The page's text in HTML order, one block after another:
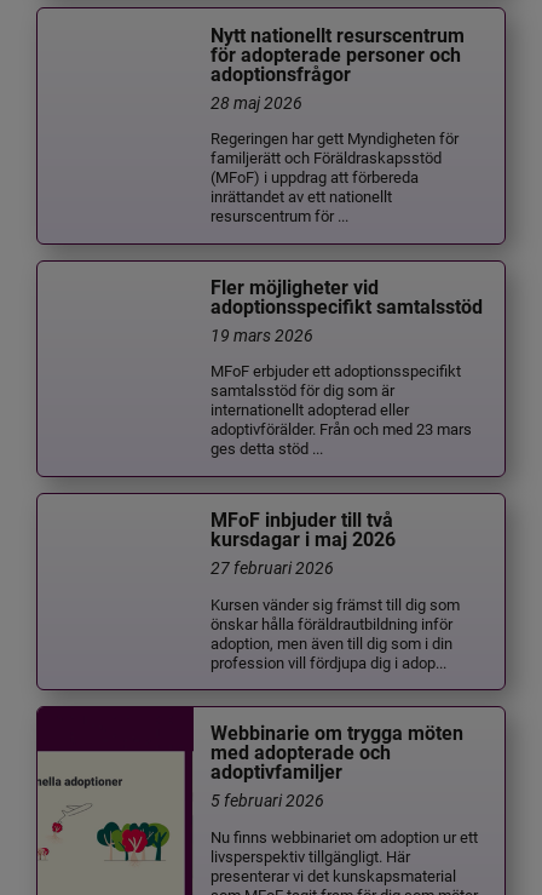
Nytt nationellt resurscentrum
för adopterade personer och
adoptionsfrågor
28 maj 2026
Regeringen har gett Myndigheten för
familjerätt och Föräldraskapsstöd
(MFoF) i uppdrag att förbereda
inrättandet av ett nationellt
resurscentrum för ...
Fler möjligheter vid
adoptionsspecifikt samtalsstöd
19 mars 2026
MFoF erbjuder ett adoptionsspecifikt
samtalsstöd för dig som är
internationellt adopterad eller
adoptivförälder. Från och med 23 mars
ges detta stöd ...
MFoF inbjuder till två
kursdagar i maj 2026
27 februari 2026
Kursen vänder sig främst till dig som
önskar hålla föräldrautbildning inför
adoption, men även till dig som i din
profession vill fördjupa dig i adop...
Webbinarie om trygga möten
med adopterade och
adoptivfamiljer
5 februari 2026
Nu finns webbinariet om adoption ur ett
livsperspektiv tillgängligt. Här
presenterar vi det kunskapsmaterial